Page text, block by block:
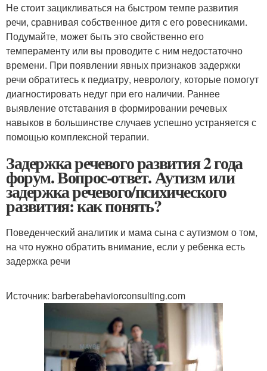
Не стоит зацикливаться на быстром темпе развития
речи, сравнивая собственное дитя с его ровесниками.
Подумайте, может быть это свойственно его
темпераменту или вы проводите с ним недостаточно
времени. При появлении явных признаков задержки
речи обратитесь к педиатру, неврологу, которые помогут
диагностировать недуг при его наличии. Раннее
выявление отставания в формировании речевых
навыков в большинстве случаев успешно устраняется с
помощью комплексной терапии.
Задержка речевого развития 2 года
форум. Вопрос-ответ. Аутизм или
задержка речевого/психического
развития: как понять?
Поведенческий аналитик и мама сына с аутизмом о том,
на что нужно обратить внимание, если у ребенка есть
задержка речи
Источник: barberabehaviorconsulting.com